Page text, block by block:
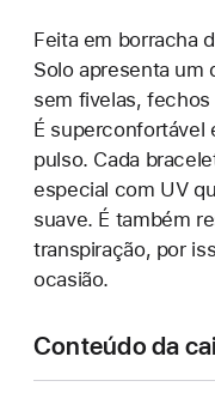
Feita em borracha
Solo apresenta um
sem fivelas,
É superconfortável
pulso. Cada
especial com UV
suave. É também
transpiração, por
ocasião.
Conteúdo da